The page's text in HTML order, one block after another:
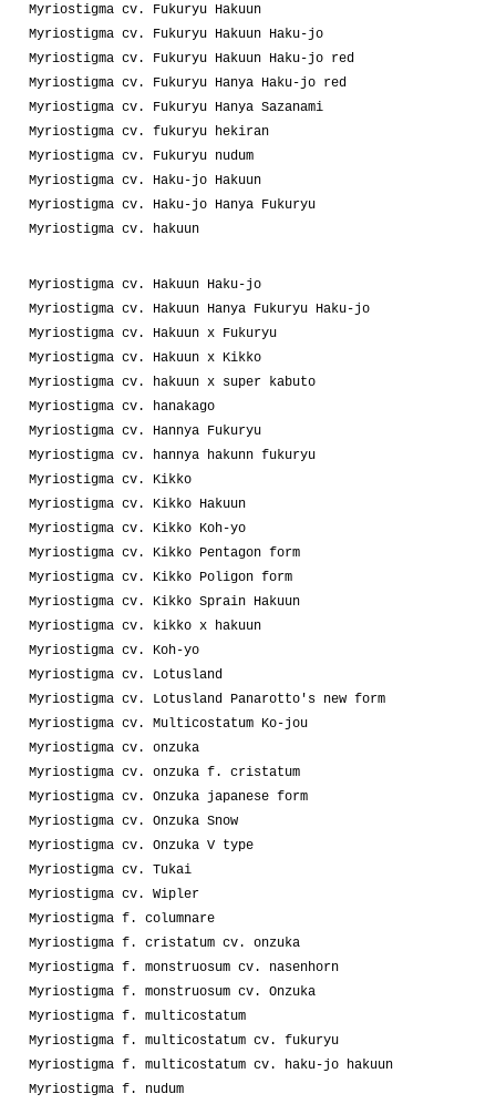
Myriostigma cv. Fukuryu Hakuun
Myriostigma cv. Fukuryu Hakuun Haku-jo
Myriostigma cv. Fukuryu Hakuun Haku-jo red
Myriostigma cv. Fukuryu Hanya Haku-jo red
Myriostigma cv. Fukuryu Hanya Sazanami
Myriostigma cv. fukuryu hekiran
Myriostigma cv. Fukuryu nudum
Myriostigma cv. Haku-jo Hakuun
Myriostigma cv. Haku-jo Hanya Fukuryu
Myriostigma cv. hakuun
Myriostigma cv. Hakuun Haku-jo
Myriostigma cv. Hakuun Hanya Fukuryu Haku-jo
Myriostigma cv. Hakuun x Fukuryu
Myriostigma cv. Hakuun x Kikko
Myriostigma cv. hakuun x super kabuto
Myriostigma cv. hanakago
Myriostigma cv. Hannya Fukuryu
Myriostigma cv. hannya hakunn fukuryu
Myriostigma cv. Kikko
Myriostigma cv. Kikko Hakuun
Myriostigma cv. Kikko Koh-yo
Myriostigma cv. Kikko Pentagon form
Myriostigma cv. Kikko Poligon form
Myriostigma cv. Kikko Sprain Hakuun
Myriostigma cv. kikko x hakuun
Myriostigma cv. Koh-yo
Myriostigma cv. Lotusland
Myriostigma cv. Lotusland Panarotto's new form
Myriostigma cv. Multicostatum Ko-jou
Myriostigma cv. onzuka
Myriostigma cv. onzuka f. cristatum
Myriostigma cv. Onzuka japanese form
Myriostigma cv. Onzuka Snow
Myriostigma cv. Onzuka V type
Myriostigma cv. Tukai
Myriostigma cv. Wipler
Myriostigma f. columnare
Myriostigma f. cristatum cv. onzuka
Myriostigma f. monstruosum cv. nasenhorn
Myriostigma f. monstruosum cv. Onzuka
Myriostigma f. multicostatum
Myriostigma f. multicostatum cv. fukuryu
Myriostigma f. multicostatum cv. haku-jo hakuun
Myriostigma f. nudum